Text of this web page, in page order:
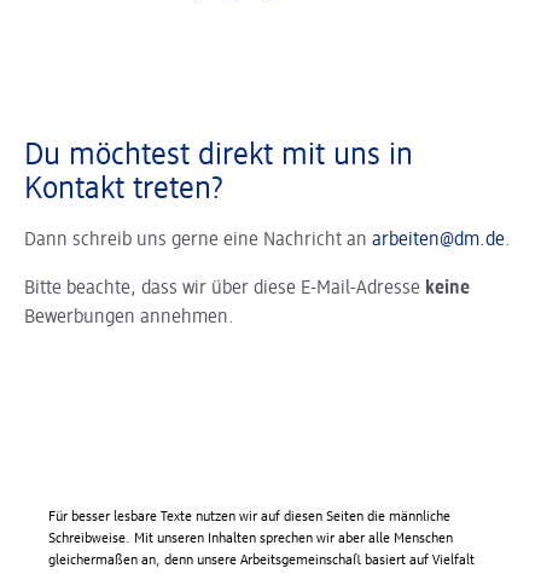
Du möchtest direkt mit uns in
Kontakt treten?
Dann schreib uns gerne eine Nachricht an arbeiten@dm.de.
Bitte beachte, dass wir über diese E-Mail-Adresse keine
Bewerbungen annehmen.
Für besser lesbare Texte nutzen wir auf diesen Seiten die männliche
Schreibweise. Mit unseren Inhalten sprechen wir aber alle Menschen
gleichermaßen an, denn unsere Arbeitsgemeinschaft basiert auf Vielfalt